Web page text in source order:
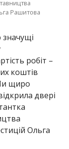
коштів
щиро
двері
Ольга